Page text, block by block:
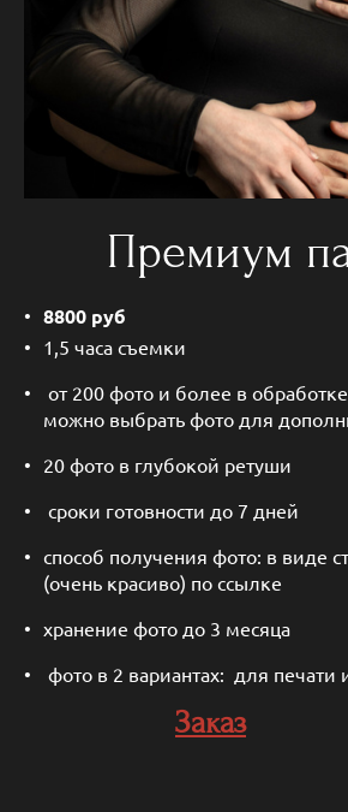
Премиум
8800 руб
1,5 часа съемки
от 200 фото и более в
можно выбрать фото для
20 фото в глубокой ретуши
сроки готовности до 7 дней
способ получения фото: в виде
(очень красиво) по ссылке
хранение фото до 3 месяца
фото в 2 вариантах: для печати
Заказ